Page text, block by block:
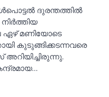
ദുരന്തത്തില്‍
ഏഴ് മണിയോടെ
കുടുങ്ങിക്കടന്നവരെ